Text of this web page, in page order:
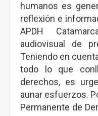
humanos es
reflexión e
APDH
audiovisual de
Teniendo en
todo lo que
derechos, es
aunar esfuerzos.
Permanente de